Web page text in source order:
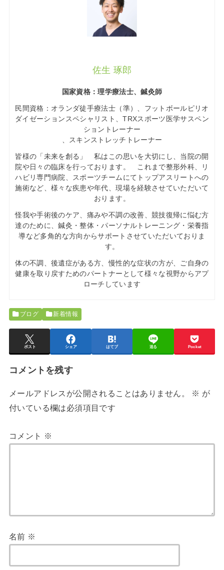
佐生 琢郎
国家資格：理学療法士、鍼灸師
民間資格：オランダ徒手療法士（準）、フットボールピリオ
ダイゼーションスペシャリスト、TRXスポーツ医学サスペン
ショントレーナー
、スキンストレッチトレーナー
皆様の「未来を創る」 私はこの思いを大切にし、当院の開
院や日々の臨床を行っております。 これまで整形外科、リ
ハビリ専門病院、スポーツチームにてトップアスリートへの
施術など、様々な疾患や年代、現場を経験させていただいて
おります。
怪我や手術後のケア、痛みや不調の改善、競技復帰に悩む方
達のために、鍼灸・整体・パーソナルトレーニング・栄養指
導など多角的な方向からサポートさせていただいておりま
す。
体の不調、後遺症がある方、慢性的な症状の方が、ご自身の
健康を取り戻すためのパートナーとして様々な視野からアプ
ローチしています
ブログ 新着情報
ポスト シェア はてブ 送る Pocket
コメントを残す
メールアドレスが公開されることはありません。 ※ が
付いている欄は必須項目です
コメント ※
名前 ※